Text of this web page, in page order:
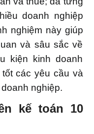
doanh nghiệp
nghiệm này giúp
và sâu sắc về
kiện kinh doanh
các yêu cầu và
nghiệp.
kế toán 10